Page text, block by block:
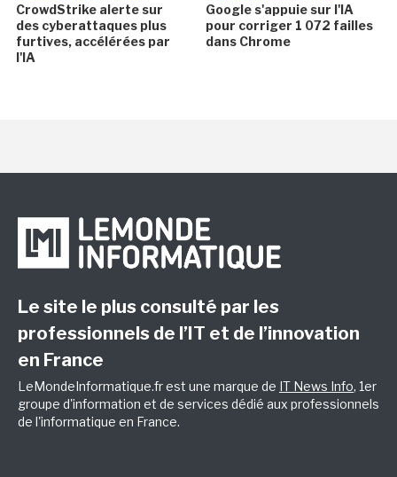
CrowdStrike alerte sur
des cyberattaques plus
furtives, accélérées par
l'IA
Google s'appuie sur l'IA
pour corriger 1 072 failles
dans Chrome
Le site le plus consulté par les
professionnels de l’IT et de l’innovation
en France
LeMondeInformatique.fr est une marque de IT News Info, 1er
groupe d'information et de services dédié aux professionnels
de l'informatique en France.